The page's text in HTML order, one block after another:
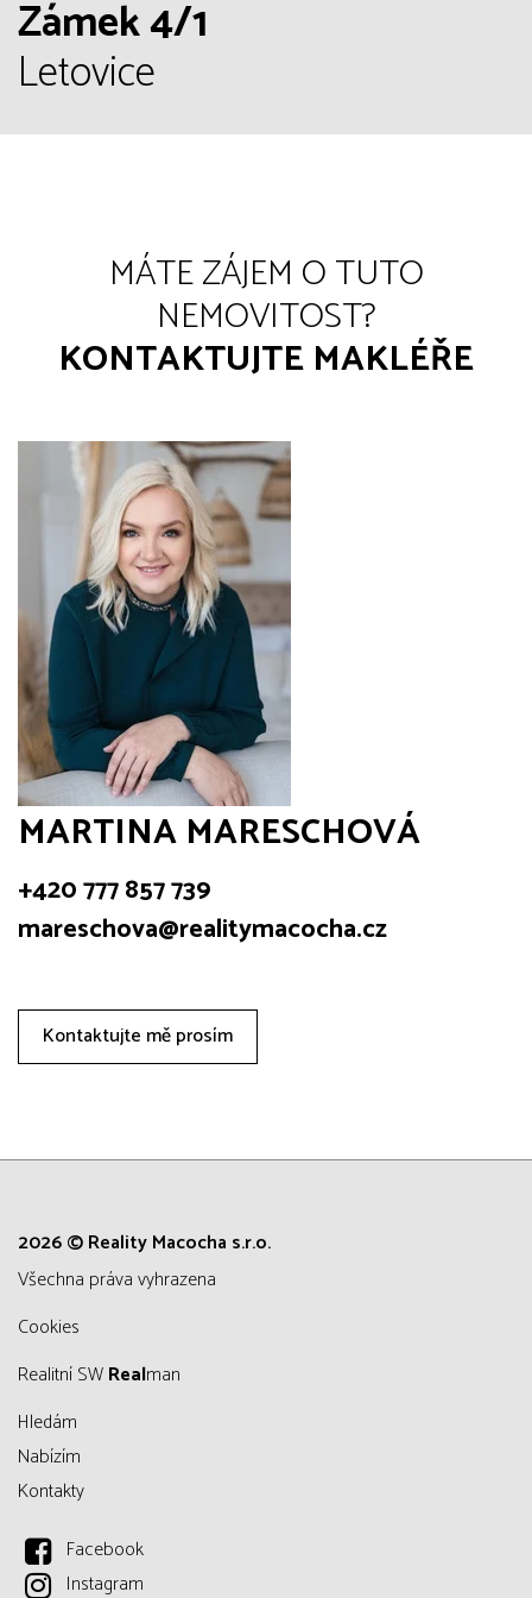
Zámek 4/1
Letovice
MÁTE ZÁJEM O TUTO
NEMOVITOST?
KONTAKTUJTE MAKLÉŘE
MARTINA MARESCHOVÁ
+420 777 857 739
mareschova@realitymacocha.cz
Kontaktujte mě prosím
2026 © Reality Macocha s.r.o.
všechna práva vyhrazena
Cookies
Realitní SWRealman
Hledám
Nabízím
Kontakty
Facebook
Instagram